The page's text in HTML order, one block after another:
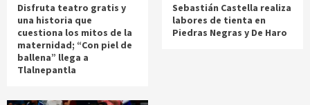
Disfruta teatro gratis y
una historia que
cuestiona los mitos de la
maternidad; “Con piel de
ballena” llega a
Tlalnepantla
Sebastián Castella realiza
labores de tienta en
Piedras Negras y De Haro